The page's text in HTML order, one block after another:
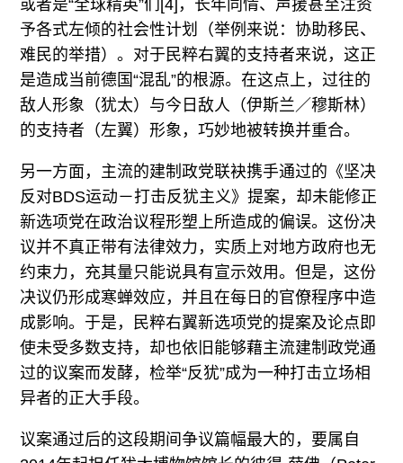
或者是“全球精英”们[4]，长年同情、声援甚至注资
予各式左倾的社会性计划（举例来说：协助移民、
难民的举措）。对于民粹右翼的支持者来说，这正
是造成当前德国“混乱”的根源。在这点上，过往的
敌人形象（犹太）与今日敌人（伊斯兰／穆斯林）
的支持者（左翼）形象，巧妙地被转换并重合。
另一方面，主流的建制政党联袂携手通过的《坚决
反对BDS运动－打击反犹主义》提案，却未能修正
新选项党在政治议程形塑上所造成的偏误。这份决
议并不真正带有法律效力，实质上对地方政府也无
约束力，充其量只能说具有宣示效用。但是，这份
决议仍形成寒蝉效应，并且在每日的官僚程序中造
成影响。于是，民粹右翼新选项党的提案及论点即
使未受多数支持，却也依旧能够藉主流建制政党通
过的议案而发酵，检举“反犹”成为一种打击立场相
异者的正大手段。
议案通过后的这段期间争议篇幅最大的，要属自